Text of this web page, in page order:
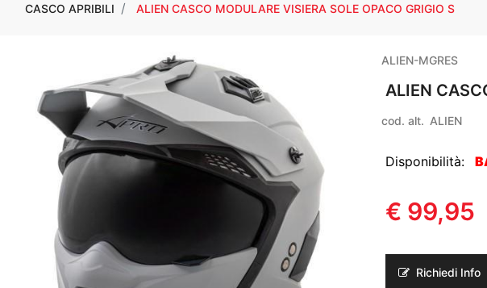
CASCO APRIBILI ALIEN CASCO MODULARE VISIERA SOLE OPACO GRIGIO S
ALIEN-MGRES
ALIEN
cod. alt. ALIEN
Disponibilità:
€ 99,95
Richiedi Info